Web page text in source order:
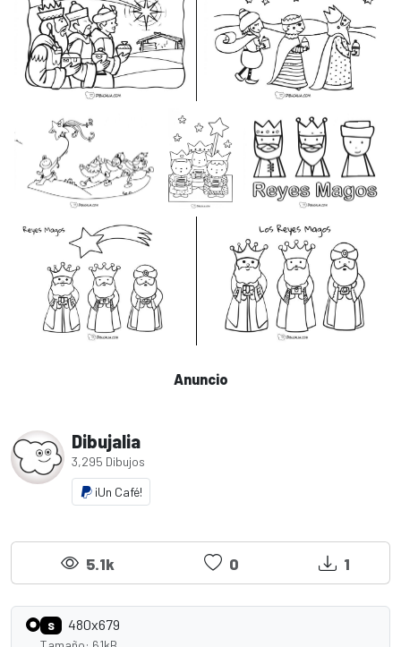
Anuncio
Dibujalia
3,295 Dibujos
¡Un Café!
5.1k 0 1
S 480x679